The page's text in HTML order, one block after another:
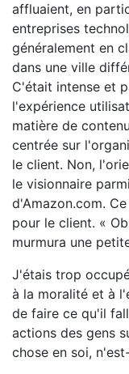
affluaient, en
entreprises
généralement en
dans une ville
C'était intense et
l'expérience
matière de
centrée sur
le client. Non,
le visionnaire
d'Amazon.com.
pour le client. «
murmura une
J'étais trop
à la moralité et à
de faire ce qu'il
actions des gens
chose en soi,